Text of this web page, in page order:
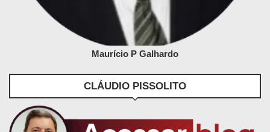
Maurício P Galhardo
CLÁUDIO PISSOLITO